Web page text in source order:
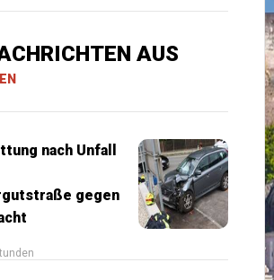
AUS
nach Unfall
gegen